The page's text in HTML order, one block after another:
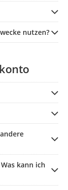
nutzen?
kann ich